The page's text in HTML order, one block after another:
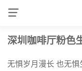
深圳咖啡厅粉色
无惧岁月漫长 也无